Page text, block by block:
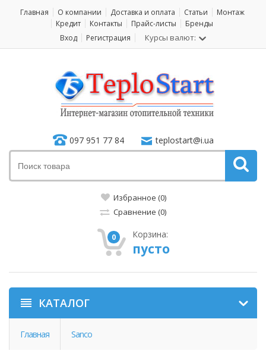
Главная О компании Доставка и оплата Статьи
Монтаж
Кредит
Контакты Прайс-листы
Бренды
Вход
Регистрация Курсы валют:
097 951 77 84 teplostart@i.ua
Избранное (0)
Сравнение (0)
0 Корзина:
пусто
КАТАЛОГ
Главная Sanco